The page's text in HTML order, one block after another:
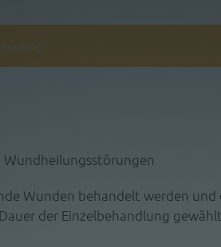
Wunden behandelt werden
der Einzelbehandlung